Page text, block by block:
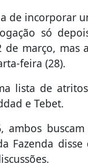
de incorporar
só
março, mas
feira (28).
lista de
e Tebet.
ambos
Fazenda